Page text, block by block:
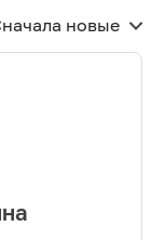
новые